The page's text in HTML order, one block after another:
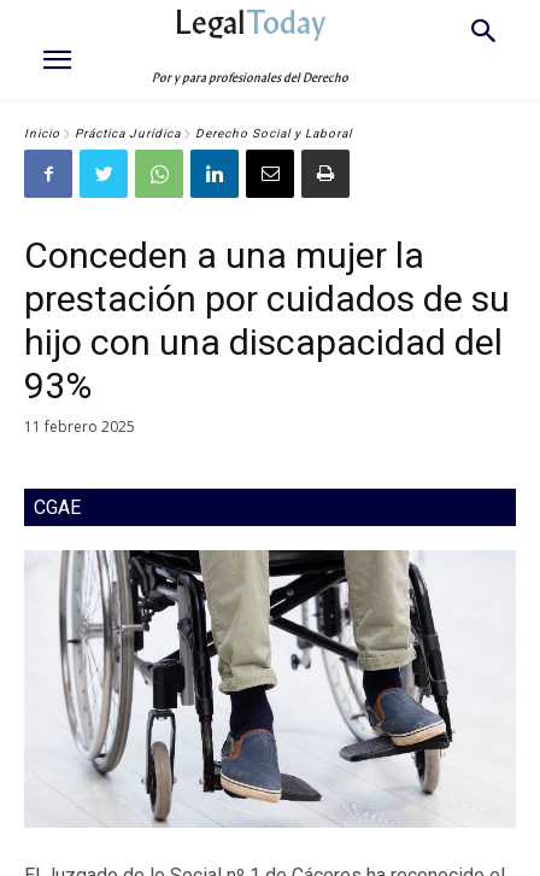
LegalToday
Por y para profesionales del Derecho
Inicio Práctica Jurídica Derecho Social y Laboral
Conceden a una mujer la
prestación por cuidados de su
hijo con una discapacidad del
93%
11 febrero 2025
CGAE